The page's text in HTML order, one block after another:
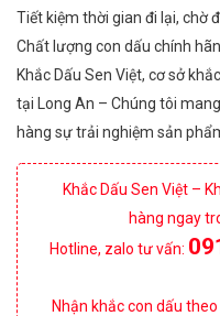
Tiết kiệm thời gian đi lại, chờ
Chất lượng con dấu chính
Khắc Dấu Sen Việt, cơ sở
tại Long An – Chúng tôi
hàng sự trải nghiệm sản
Khắc Dấu Sen Việt –
hàng ngay
Hotline, zalo tư vấn:
Nhận khắc con dấu